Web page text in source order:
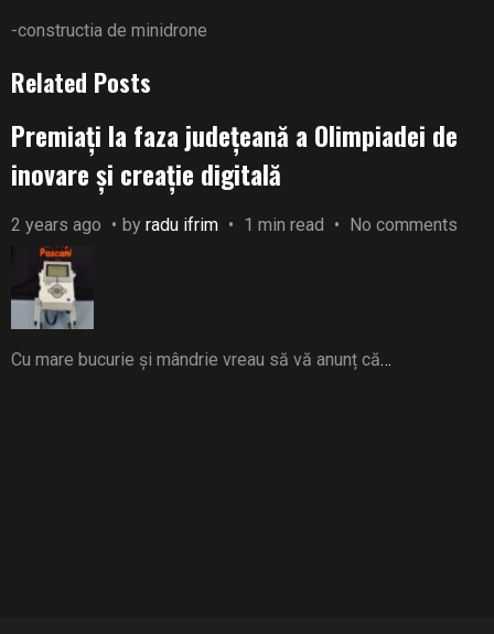
-constructia de minidrone
Related Posts
Premiați la faza județeană a Olimpiadei de
inovare și creație digitală
2 years ago by radu ifrim 1 min read No comments
Cu mare bucurie și mândrie vreau să vă anunț că…